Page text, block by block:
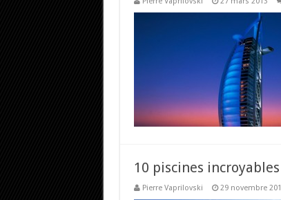
10 piscines
Pierre Vaprilovski 29 novembre